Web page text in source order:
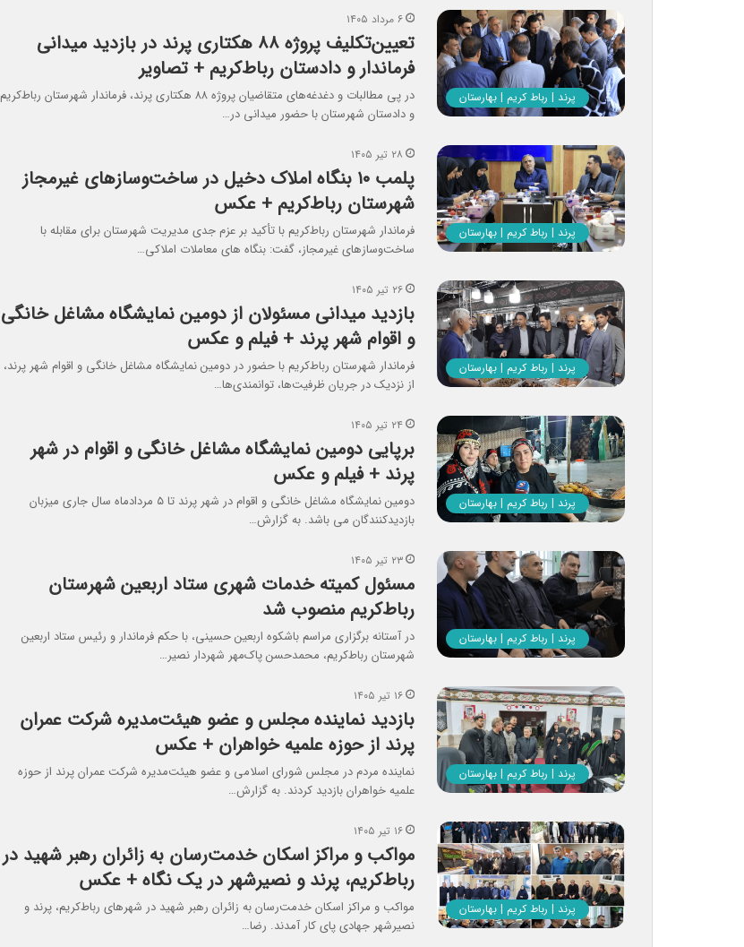
پرند | رباط کریم | بهارستان
۶ مرداد ۱۴۰۵
تعیین‌تکلیف پروژه ۸۸ هکتاری پرند در بازدید میدانی
فرماندار و دادستان رباط‌کریم + تصاویر
در پی مطالبات و دغدغه‌های متقاضیان پروژه ۸۸ هکتاری پرند، فرماندار شهرستان رباط‌کریم
و دادستان شهرستان با حضور میدانی در…
پرند | رباط کریم | بهارستان
۲۸ تیر ۱۴۰۵
پلمب ۱۰ بنگاه املاک دخیل در ساخت‌وسازهای غیرمجاز
شهرستان رباط‌کریم + عکس
فرماندار شهرستان رباط‌کریم با تأکید بر عزم جدی مدیریت شهرستان برای مقابله با
ساخت‌وسازهای غیرمجاز، گفت: بنگاه‌ های معاملات املاکی…
پرند | رباط کریم | بهارستان
۲۶ تیر ۱۴۰۵
بازدید میدانی مسئولان از دومین نمایشگاه مشاغل خانگی
و اقوام شهر پرند + فیلم و عکس
فرماندار شهرستان رباط‌کریم با حضور در دومین نمایشگاه مشاغل خانگی و اقوام شهر پرند،
از نزدیک در جریان ظرفیت‌ها، توانمندی‌ها…
پرند | رباط کریم | بهارستان
۲۴ تیر ۱۴۰۵
برپایی دومین نمایشگاه مشاغل خانگی و اقوام در شهر
پرند + فیلم و عکس
دومین نمایشگاه مشاغل خانگی و اقوام در شهر پرند تا ۵ مردادماه سال جاری میزبان
بازدیدکنندگان می باشد. به گزارش…
پرند | رباط کریم | بهارستان
۲۳ تیر ۱۴۰۵
مسئول کمیته خدمات شهری ستاد اربعین شهرستان
رباط‌کریم منصوب شد
در آستانه برگزاری مراسم باشکوه اربعین حسینی، با حکم فرماندار و رئیس ستاد اربعین
شهرستان رباط‌کریم، محمدحسن پاک‌مهر شهردار نصیر…
پرند | رباط کریم | بهارستان
۱۶ تیر ۱۴۰۵
بازدید نماینده مجلس و عضو هیئت‌مدیره شرکت عمران
پرند از حوزه علمیه خواهران + عکس
نماینده مردم در مجلس شورای اسلامی و عضو هیئت‌مدیره شرکت عمران پرند از حوزه
علمیه خواهران بازدید کردند. به گزارش…
پرند | رباط کریم | بهارستان
۱۶ تیر ۱۴۰۵
مواکب‌ و مراکز اسکان خدمت‌رسان به زائران رهبر شهید در
رباط‌کریم، پرند و نصیرشهر در یک نگاه + عکس
مواکب‌ و مراکز اسکان خدمت‌رسان به زائران رهبر شهید در شهرهای رباط‌کریم، پرند و
نصیرشهر جهادی پای کار آمدند. رضا…